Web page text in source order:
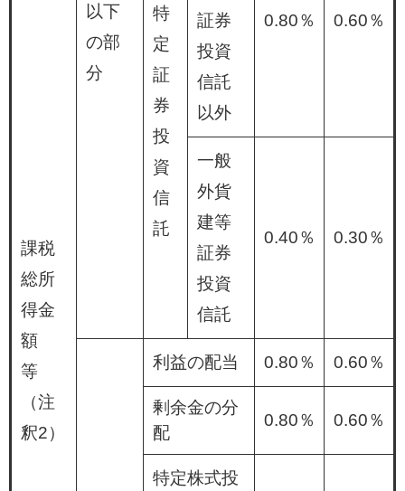
課税
総所
得金
額
等
（注
釈2）
以下
の部
分
特
定
証
券
投
資
信
託
証券
投資
信託
以外
0.80％ 0.60％
一般
外貨
建等
証券
投資
信託
0.40％ 0.30％
利益の配当 0.80％ 0.60％
剰余金の分
配
0.80％ 0.60％
特定株式投